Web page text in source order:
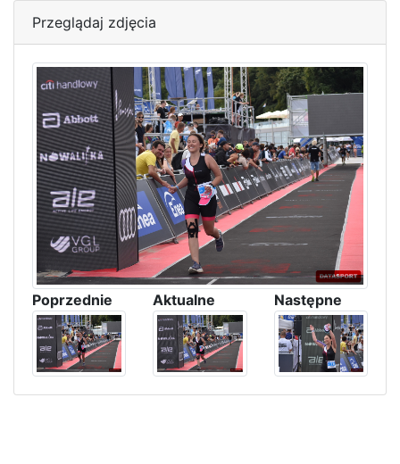
Przeglądaj zdjęcia
Poprzednie Aktualne Następne